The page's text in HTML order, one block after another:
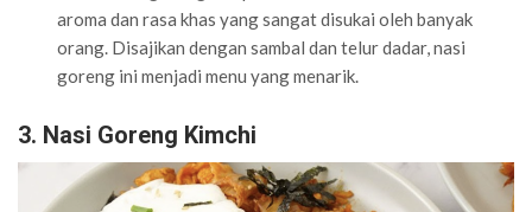
aroma dan rasa khas yang sangat disukai oleh banyak
orang. Disajikan dengan sambal dan telur dadar, nasi
goreng ini menjadi menu yang menarik.
3. Nasi Goreng Kimchi